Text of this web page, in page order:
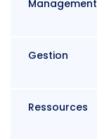
Management
Gestion
Ressources